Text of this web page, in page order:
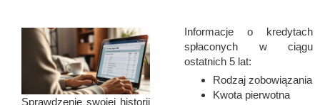
Sprawdzenie swojej historii
Informacje o kredytach
spłaconych w ciągu
ostatnich 5 lat:
Rodzaj zobowiązania
Kwota pierwotna